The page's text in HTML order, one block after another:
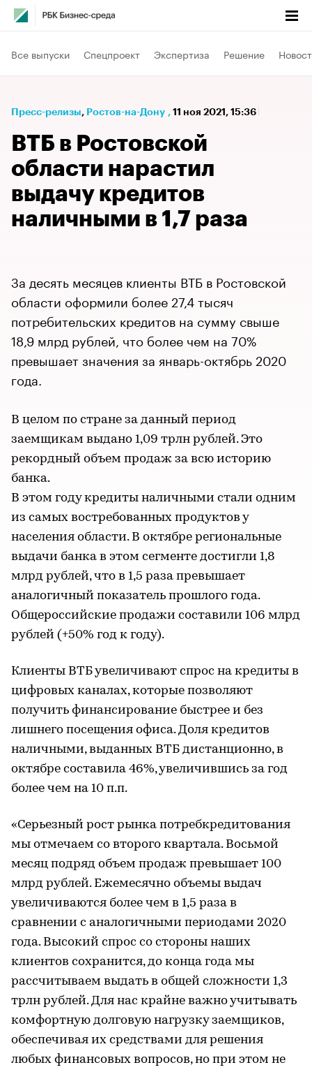
Все выпуски Спецпроект Экспертиза Решение
Пресс-релизы⁠, Ростов-на-Дону , 11 ноя 2021, 15:36
ВТБ в Ростовской
области нарастил
выдачу кредитов
наличными в 1,7 раза
За десять месяцев клиенты ВТБ в Ростовской
области оформили более 27,4 тысяч
потребительских кредитов на сумму свыше
18,9 млрд рублей, что более чем на 70%
превышает значения за январь-октябрь 2020
года.
В целом по стране за данный период
заемщикам выдано 1,09 трлн рублей. Это
рекордный объем продаж за всю историю
банка.
В этом году кредиты наличными стали одним
из самых востребованных продуктов у
населения области. В октябре региональные
выдачи банка в этом сегменте достигли 1,8
млрд рублей, что в 1,5 раза превышает
аналогичный показатель прошлого года.
Общероссийские продажи составили 106 млрд
рублей (+50% год к году).
Клиенты ВТБ увеличивают спрос на кредиты в
цифровых каналах, которые позволяют
получить финансирование быстрее и без
лишнего посещения офиса. Доля кредитов
наличными, выданных ВТБ дистанционно, в
октябре составила 46%, увеличившись за год
более чем на 10 п.п.
«Серьезный рост рынка потребкредитования
мы отмечаем со второго квартала. Восьмой
месяц подряд объем продаж превышает 100
млрд рублей. Ежемесячно объемы выдач
увеличиваются более чем в 1,5 раза в
сравнении с аналогичными периодами 2020
года. Высокий спрос со стороны наших
клиентов сохранится, до конца года мы
рассчитываем выдать в общей сложности 1,3
трлн рублей. Для нас крайне важно учитывать
комфортную долговую нагрузку заемщиков,
обеспечивая их средствами для решения
любых финансовых вопросов, но при этом не